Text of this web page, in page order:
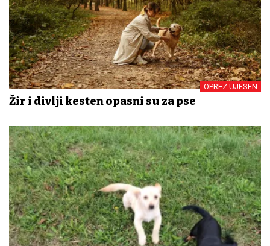
OPREZ UJESEN
Žir i divlji kesten opasni su za pse